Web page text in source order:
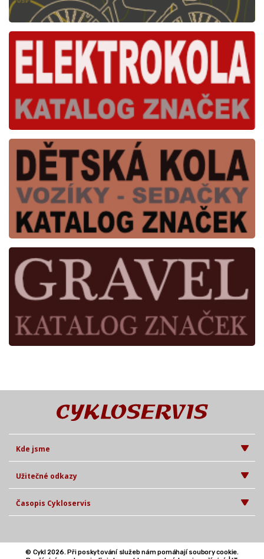
Kde jsme
Užitečné odkazy
Časopis Cykloservis
© Cykl 2026. Při poskytování služeb nám pomáhají soubory cookie.